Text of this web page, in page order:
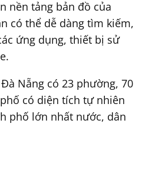
nền tảng bản đồ của
có thể dễ dàng tìm kiếm,
ứng dụng, thiết bị sử
Nẵng có 23 phường, 70
có diện tích tự nhiên
phố lớn nhất nước, dân